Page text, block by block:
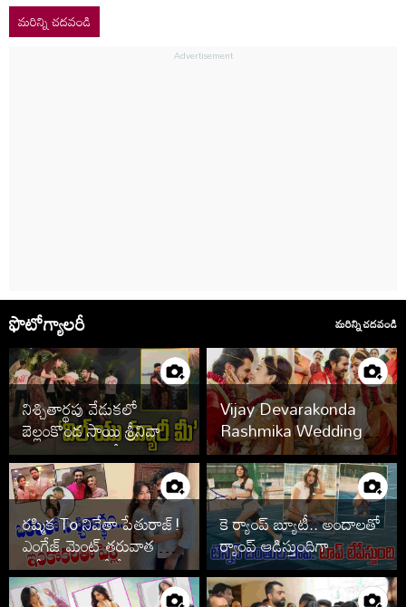
మరిన్ని చదవండి
ఫొటోగ్యాలరీ మరిన్ని చదవండి
నిశ్చితార్థపు వేడుకలో
బెల్లంకొండ సాయి శ్రీనివాస్,
కావ్య రెడ్డి.. ఫొటోలు వైరల్
Vijay Devarakonda
Rashmika Wedding
Photos
రష్మిక To నివేతా పేతురాజ్!
ఎంగేజ్ మెంట్ తరువాత పెళ్లి
ఆపేసిన స్టార్స్ వీరే
కె ర్యాంప్ బ్యూటీ.. అందాలతో
ర్యాంప్ ఆడిస్తుందిగా